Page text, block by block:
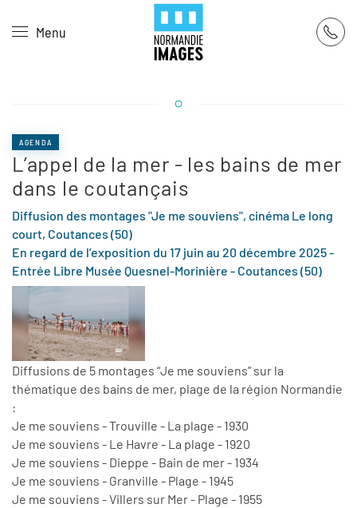
Skip to main content
Menu
AGENDA
L’appel de la mer - les bains de mer
dans le coutançais
Diffusion des montages "Je me souviens", cinéma Le long
court, Coutances (50)
En regard de l’exposition du 17 juin au 20 décembre 2025 -
Entrée Libre Musée Quesnel-Morinière - Coutances (50)
Diffusions de 5 montages “Je me souviens” sur la
thématique des bains de mer, plage de la région Normandie
:
Je me souviens - Trouville - La plage - 1930
Je me souviens - Le Havre - La plage - 1920
Je me souviens - Dieppe - Bain de mer - 1934
Je me souviens - Granville - Plage - 1945
Je me souviens - Villers sur Mer - Plage - 1955
Panneau de gestion des cookies